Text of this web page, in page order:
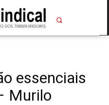
essenciais
Murilo